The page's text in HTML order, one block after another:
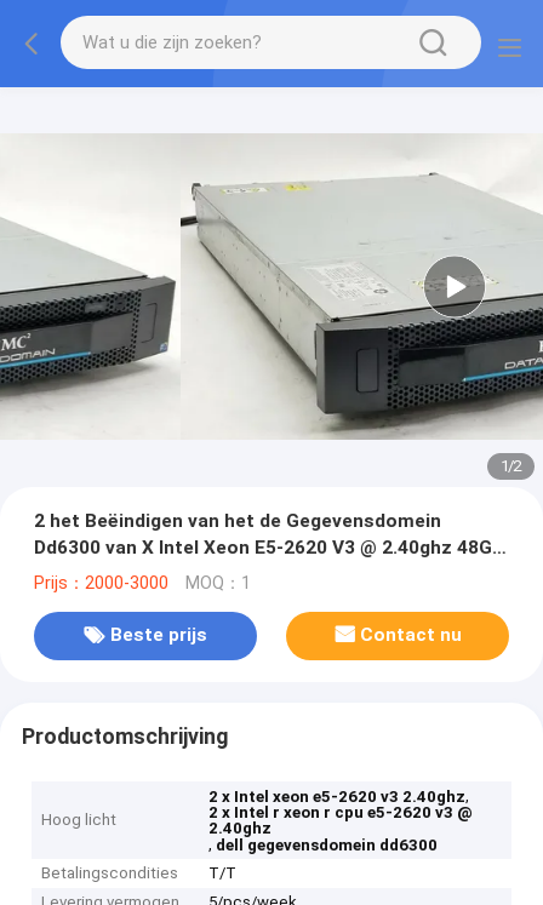
1/2
2 het Beëindigen van het de Gegevensdomein
Dd6300 van X Intel Xeon E5-2620 V3 @ 2.40ghz 48GB
Cpu Dell EMC van het Leven
Prijs：2000-3000 MOQ：1
Beste prijs Contact nu
Productomschrijving
Hoog licht
2 x Intel xeon e5-2620 v3 2.40ghz,
2 x Intel r xeon r cpu e5-2620 v3 @
2.40ghz
, dell gegevensdomein dd6300
Betalingscondities
T/T